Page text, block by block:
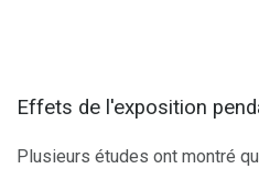
Effets de l'exposition
Plusieurs études ont montré